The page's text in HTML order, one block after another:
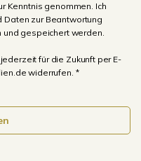
Kenntnis genommen. Ich
zur Beantwortung
und gespeichert werden.
für die Zukunft per E-
widerrufen. *